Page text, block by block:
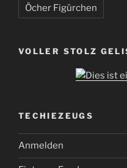
Öcher Figürchen
VOLLER STOLZ
TECHIEZEUGS
Anmelden